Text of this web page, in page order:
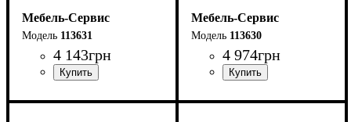
Мебель-Сервис
113631
4 143грн
Мебель-Сервис
113630
4 974грн